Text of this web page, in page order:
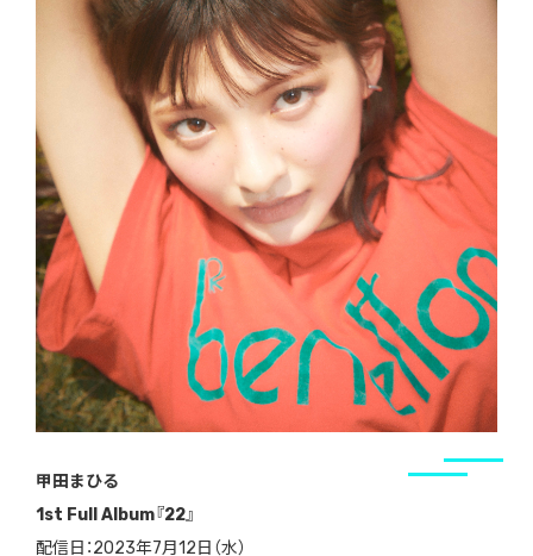
甲田まひる
1st Full Album『22』
配信日：2023年7月12日（水）